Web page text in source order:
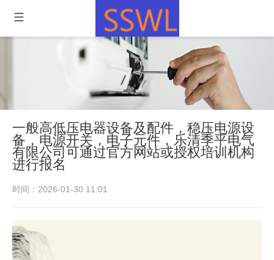
一般高低压电器设备及配件，稳压电源设
备，电源开关，电子元件，乐清季平电气
有限公司可通过官方网站或授权培训机构
进行报名
时间：2026-01-30 11:01